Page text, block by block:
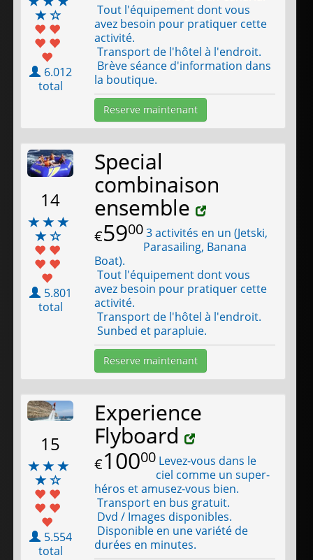
6.012
total
Tout l'équipement dont vous
avez besoin pour pratiquer cette
activité.
Transport de l'hôtel à l'endroit.
Brève séance d'information dans
la boutique.
Reserve maintenant
14
5.801
total
Special
combinaison
ensemble
€59003 activités en un (Jetski,
Parasailing, Banana
Boat).
Tout l'équipement dont vous
avez besoin pour pratiquer cette
activité.
Transport de l'hôtel à l'endroit.
Sunbed et parapluie.
Reserve maintenant
15
5.554
total
Experience
Flyboard
€10000 Levez-vous dans le
ciel comme un super-
héros et amusez-vous bien.
Transport en bus gratuit.
Dvd / Images disponibles.
Disponible en une variété de
durées en minutes.